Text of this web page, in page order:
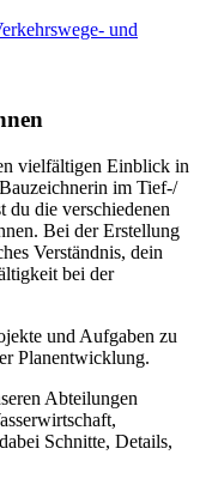
und
vielfältigen Einblick in
im Tief-/
du die verschiedenen
Bei der Erstellung
Verständnis, dein
bei der
und Aufgaben zu
Planentwicklung.
Abteilungen
Schnitte, Details,